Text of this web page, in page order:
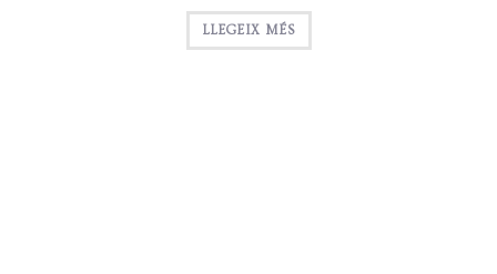
LLEGEIX MÉS